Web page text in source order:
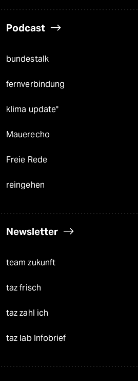
Podcast
bundestalk
fernverbindung
klima update°
Mauerecho
Freie Rede
reingehen
Newsletter
team zukunft
taz frisch
taz zahl ich
taz lab Infobrief